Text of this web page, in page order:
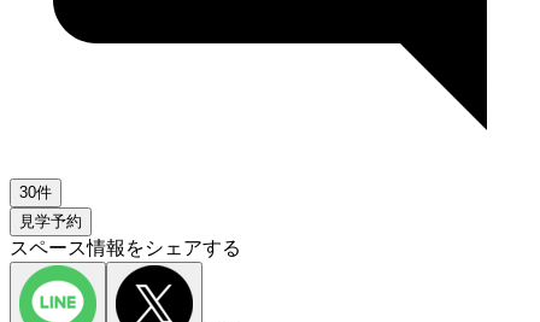
30件
見学予約
スペース情報をシェアする